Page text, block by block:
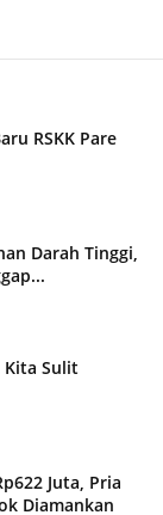
RSKK Pare
Darah Tinggi,
Kita Sulit
Juta, Pria
Diamankan